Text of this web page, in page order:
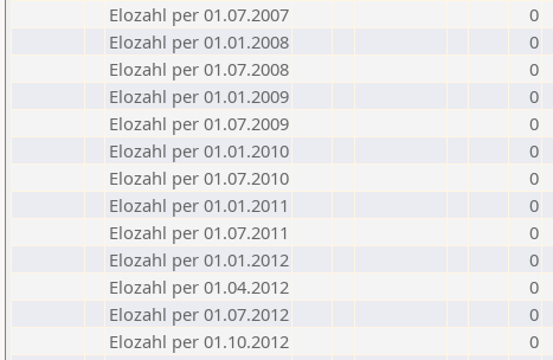
Elozahl per 01.07.2007
0
Elozahl per 01.01.2008
0
Elozahl per 01.07.2008
0
Elozahl per 01.01.2009
0
Elozahl per 01.07.2009
0
Elozahl per 01.01.2010
0
Elozahl per 01.07.2010
0
Elozahl per 01.01.2011
0
Elozahl per 01.07.2011
0
Elozahl per 01.01.2012
0
Elozahl per 01.04.2012
0
Elozahl per 01.07.2012
0
Elozahl per 01.10.2012
0